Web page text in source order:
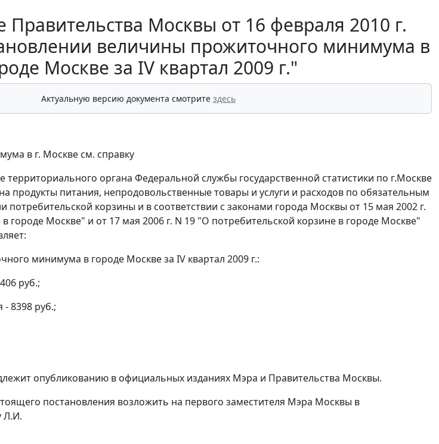
Правительства Москвы от 16 февраля 2010 г.
величины прожиточного минимума в
Москве за IV квартал 2009 г."
Актуальную версию документа смотрите здесь
в г. Москве см. справку
органа Федеральной службы государственной статистики по г.Москве
продукты питания, непродовольственные товары и услуги и расходов по обязательным
корзины и в соответствии с законами города Москвы от 15 мая 2002 г.
Москве" и от 17 мая 2006 г. N 19 "О потребительской корзине в городе Москве"
минимума в городе Москве за IV квартал 2009 г.:
руб.;
- 8398 руб.;
опубликованию в официальных изданиях Мэра и Правительства Москвы.
постановления возложить на первого заместителя Мэра Москвы в
Л.И.